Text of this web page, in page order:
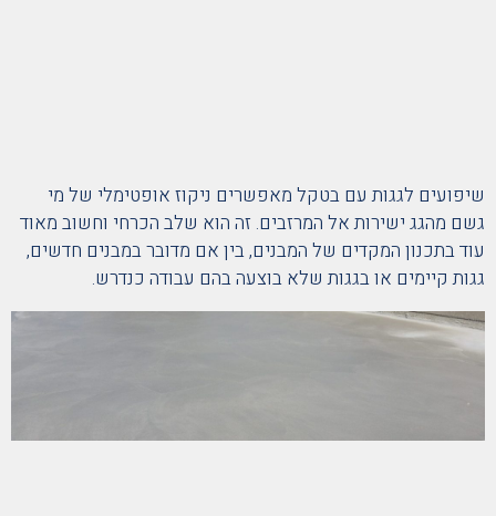
שיפועים לגגות עם בטקל מאפשרים ניקוז אופטימלי של מי
גשם מהגג ישירות אל המרזבים. זה הוא שלב הכרחי וחשוב מאוד
עוד בתכנון המקדים של המבנים, בין אם מדובר במבנים חדשים,
גגות קיימים או בגגות שלא בוצעה בהם עבודה כנדרש.